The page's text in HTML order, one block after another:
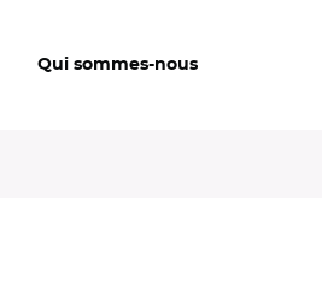
Qui sommes-nous